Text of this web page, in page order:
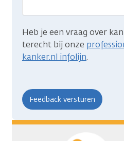
Heb je een vraag over
terecht bij onze
kanker.nl infolijn.